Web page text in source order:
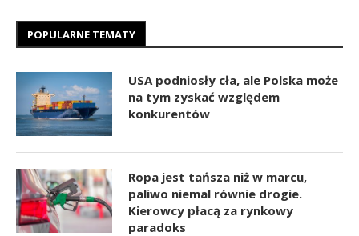
POPULARNE TEMATY
USA podniosły cła, ale Polska może
na tym zyskać względem
konkurentów
Ropa jest tańsza niż w marcu,
paliwo niemal równie drogie.
Kierowcy płacą za rynkowy
paradoks